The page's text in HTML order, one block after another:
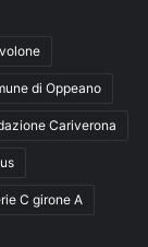
di Oppeano
Cariverona
C girone A